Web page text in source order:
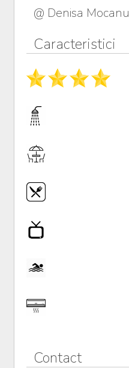
@ Denisa Mocanu
Caracteristici
Contact